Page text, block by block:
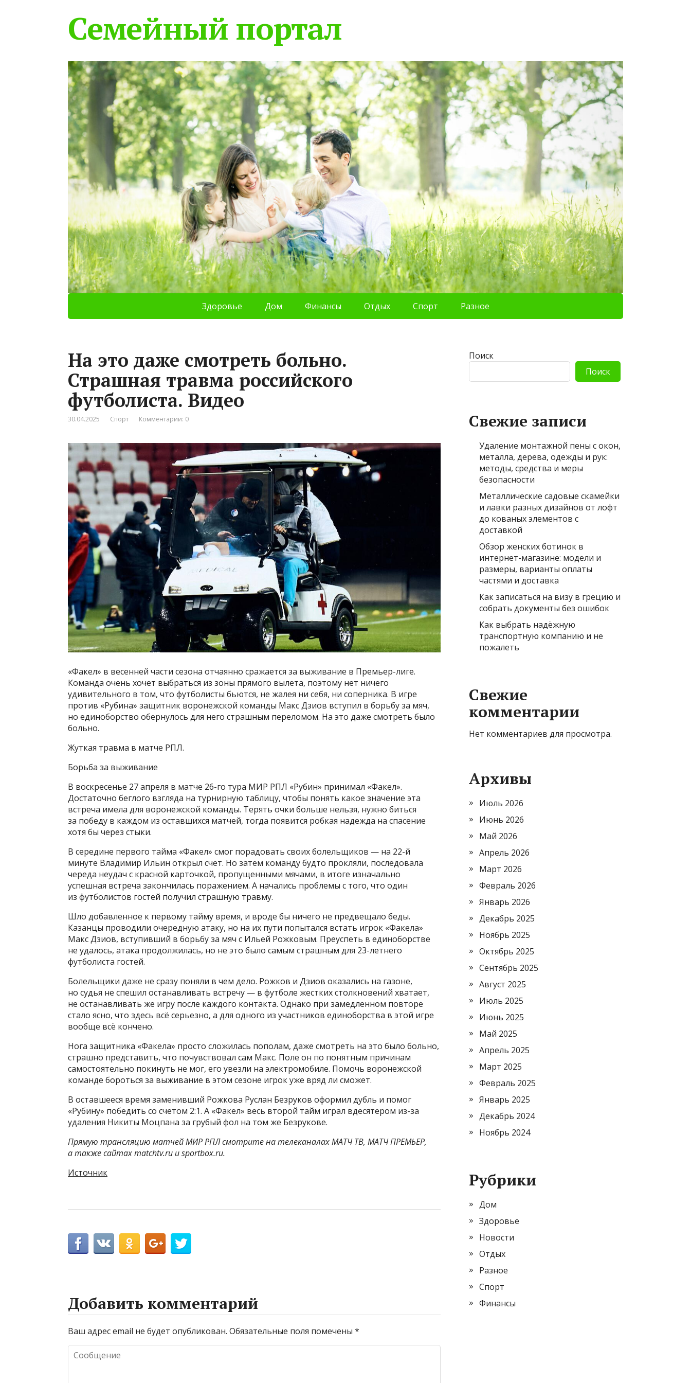
Семейный портал
Здоровье Дом Финансы Отдых Спорт Разное
На это даже смотреть больно.
Страшная травма российского
футболиста. Видео
30.04.2025 Спорт Комментарии: 0
«Факел» в весенней части сезона отчаянно сражается за выживание в Премьер-лиге.
Команда очень хочет выбраться из зоны прямого вылета, поэтому нет ничего
удивительного в том, что футболисты бьются, не жалея ни себя, ни соперника. В игре
против «Рубина» защитник воронежской команды Макс Дзиов вступил в борьбу за мяч,
но единоборство обернулось для него страшным переломом. На это даже смотреть было
больно.
Жуткая травма в матче РПЛ.
Борьба за выживание
В воскресенье 27 апреля в матче 26-го тура МИР РПЛ «Рубин» принимал «Факел».
Достаточно беглого взгляда на турнирную таблицу, чтобы понять какое значение эта
встреча имела для воронежской команды. Терять очки больше нельзя, нужно биться
за победу в каждом из оставшихся матчей, тогда появится робкая надежда на спасение
хотя бы через стыки.
В середине первого тайма «Факел» смог порадовать своих болельщиков — на 22-й
минуте Владимир Ильин открыл счет. Но затем команду будто прокляли, последовала
череда неудач с красной карточкой, пропущенными мячами, в итоге изначально
успешная встреча закончилась поражением. А начались проблемы с того, что один
из футболистов гостей получил страшную травму.
Шло добавленное к первому тайму время, и вроде бы ничего не предвещало беды.
Казанцы проводили очередную атаку, но на их пути попытался встать игрок «Факела»
Макс Дзиов, вступивший в борьбу за мяч с Ильей Рожковым. Преуспеть в единоборстве
не удалось, атака продолжилась, но не это было самым страшным для 23-летнего
футболиста гостей.
Болельщики даже не сразу поняли в чем дело. Рожков и Дзиов оказались на газоне,
но судья не спешил останавливать встречу — в футболе жестких столкновений хватает,
не останавливать же игру после каждого контакта. Однако при замедленном повторе
стало ясно, что здесь всё серьезно, а для одного из участников единоборства в этой игре
вообще всё кончено.
Нога защитника «Факела» просто сложилась пополам, даже смотреть на это было больно,
страшно представить, что почувствовал сам Макс. Поле он по понятным причинам
самостоятельно покинуть не мог, его увезли на электромобиле. Помочь воронежской
команде бороться за выживание в этом сезоне игрок уже вряд ли сможет.
В оставшееся время заменивший Рожкова Руслан Безруков оформил дубль и помог
«Рубину» победить со счетом 2:1. А «Факел» весь второй тайм играл вдесятером из-за
удаления Никиты Моцпана за грубый фол на том же Безрукове.
Прямую трансляцию матчей МИР РПЛ смотрите на телеканалах МАТЧ ТВ, МАТЧ ПРЕМЬЕР,
а также сайтах matchtv.ru и sportbox.ru.
Источник
Добавить комментарий
Ваш адрес email не будет опубликован. Обязательные поля помечены *
Поиск
Поиск
Свежие записи
Удаление монтажной пены с окон,
металла, дерева, одежды и рук:
методы, средства и меры
безопасности
Металлические садовые скамейки
и лавки разных дизайнов от лофт
до кованых элементов с
доставкой
Обзор женских ботинок в
интернет-магазине: модели и
размеры, варианты оплаты
частями и доставка
Как записаться на визу в грецию и
собрать документы без ошибок
Как выбрать надёжную
транспортную компанию и не
пожалеть
Свежие
комментарии
Нет комментариев для просмотра.
Архивы
Июль 2026
Июнь 2026
Май 2026
Апрель 2026
Март 2026
Февраль 2026
Январь 2026
Декабрь 2025
Ноябрь 2025
Октябрь 2025
Сентябрь 2025
Август 2025
Июль 2025
Июнь 2025
Май 2025
Апрель 2025
Март 2025
Февраль 2025
Январь 2025
Декабрь 2024
Ноябрь 2024
Рубрики
Дом
Здоровье
Новости
Отдых
Разное
Спорт
Финансы